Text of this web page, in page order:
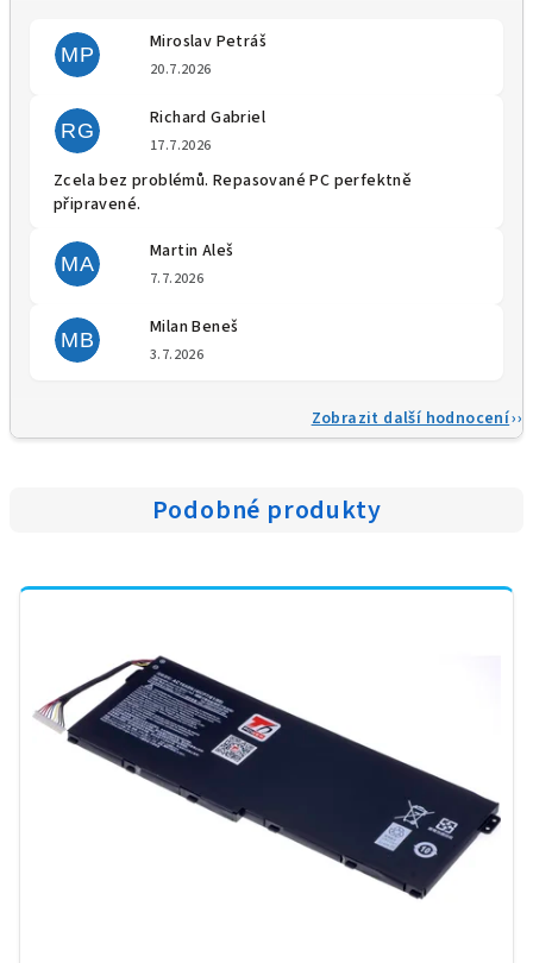
MP
Miroslav Petráš
20.7.2026
RG
Richard Gabriel
17.7.2026
Zcela bez problémů. Repasované PC perfektně
připravené.
MA
Martin Aleš
7.7.2026
MB
Milan Beneš
3.7.2026
Zobrazit další hodnocení
Podobné produkty